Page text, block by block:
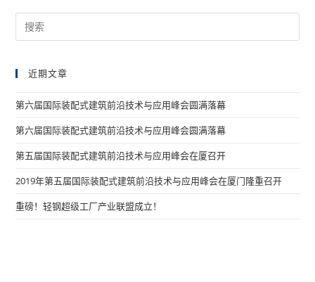
近期文章
第六届国际装配式建筑前沿技术与应用峰会圆满落幕
第六届国际装配式建筑前沿技术与应用峰会圆满落幕
第五届国际装配式建筑前沿技术与应用峰会在厦召开
2019年第五届国际装配式建筑前沿技术与应用峰会在厦门隆重召开
重磅！轻钢超级工厂产业联盟成立！